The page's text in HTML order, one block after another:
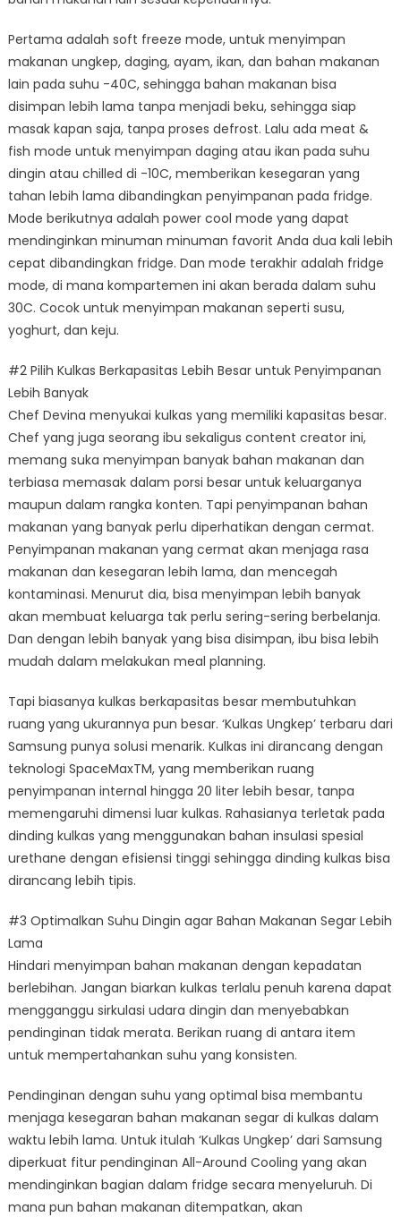
Pertama adalah soft freeze mode, untuk menyimpan
makanan ungkep, daging, ayam, ikan, dan bahan makanan
lain pada suhu -40C, sehingga bahan makanan bisa
disimpan lebih lama tanpa menjadi beku, sehingga siap
masak kapan saja, tanpa proses defrost. Lalu ada meat &
fish mode untuk menyimpan daging atau ikan pada suhu
dingin atau chilled di -10C, memberikan kesegaran yang
tahan lebih lama dibandingkan penyimpanan pada fridge.
Mode berikutnya adalah power cool mode yang dapat
mendinginkan minuman minuman favorit Anda dua kali lebih
cepat dibandingkan fridge. Dan mode terakhir adalah fridge
mode, di mana kompartemen ini akan berada dalam suhu
30C. Cocok untuk menyimpan makanan seperti susu,
yoghurt, dan keju.
#2 Pilih Kulkas Berkapasitas Lebih Besar untuk Penyimpanan
Lebih Banyak
Chef Devina menyukai kulkas yang memiliki kapasitas besar.
Chef yang juga seorang ibu sekaligus content creator ini,
memang suka menyimpan banyak bahan makanan dan
terbiasa memasak dalam porsi besar untuk keluarganya
maupun dalam rangka konten. Tapi penyimpanan bahan
makanan yang banyak perlu diperhatikan dengan cermat.
Penyimpanan makanan yang cermat akan menjaga rasa
makanan dan kesegaran lebih lama, dan mencegah
kontaminasi. Menurut dia, bisa menyimpan lebih banyak
akan membuat keluarga tak perlu sering-sering berbelanja.
Dan dengan lebih banyak yang bisa disimpan, ibu bisa lebih
mudah dalam melakukan meal planning.
Tapi biasanya kulkas berkapasitas besar membutuhkan
ruang yang ukurannya pun besar. ‘Kulkas Ungkep’ terbaru dari
Samsung punya solusi menarik. Kulkas ini dirancang dengan
teknologi SpaceMaxTM, yang memberikan ruang
penyimpanan internal hingga 20 liter lebih besar, tanpa
memengaruhi dimensi luar kulkas. Rahasianya terletak pada
dinding kulkas yang menggunakan bahan insulasi spesial
urethane dengan efisiensi tinggi sehingga dinding kulkas bisa
dirancang lebih tipis.
#3 Optimalkan Suhu Dingin agar Bahan Makanan Segar Lebih
Lama
Hindari menyimpan bahan makanan dengan kepadatan
berlebihan. Jangan biarkan kulkas terlalu penuh karena dapat
mengganggu sirkulasi udara dingin dan menyebabkan
pendinginan tidak merata. Berikan ruang di antara item
untuk mempertahankan suhu yang konsisten.
Pendinginan dengan suhu yang optimal bisa membantu
menjaga kesegaran bahan makanan segar di kulkas dalam
waktu lebih lama. Untuk itulah ‘Kulkas Ungkep’ dari Samsung
diperkuat fitur pendinginan All-Around Cooling yang akan
mendinginkan bagian dalam fridge secara menyeluruh. Di
mana pun bahan makanan ditempatkan, akan